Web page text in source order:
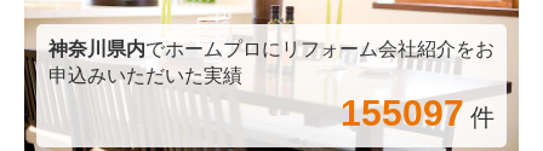
神奈川県内でホームプロにリフォーム会社紹介をお
申込みいただいた実績
155097 件